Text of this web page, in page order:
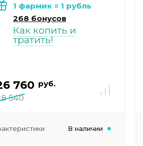
1 фармик = 1 рубль
268 бонусов
Как копить и
тратить!
760 руб.
540
В наличии